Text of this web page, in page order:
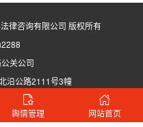
律咨询有限公司 版权所有
关公司
沿公路2111号3幢
号-3
舆情管理 网站首页